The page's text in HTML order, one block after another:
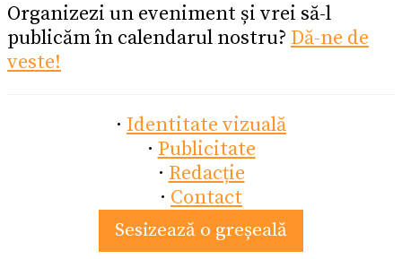
Organizezi un eveniment și vrei să-l
publicăm în calendarul nostru? Dă-ne de
veste!
· Identitate vizuală
· Publicitate
· Redacție
· Contact
Sesizează o greșeală